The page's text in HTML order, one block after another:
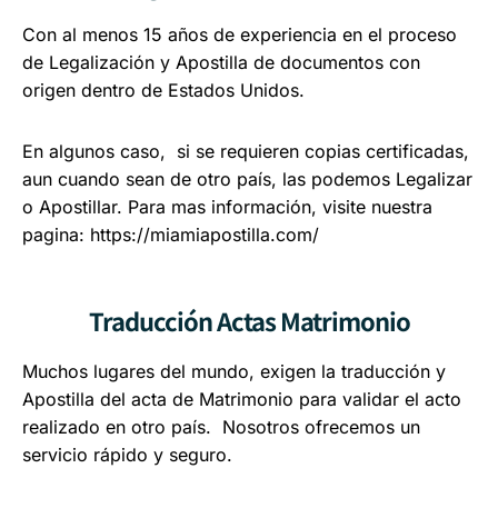
Con al menos 15 años de experiencia en el proceso
de Legalización y Apostilla de documentos con
origen dentro de Estados Unidos.
En algunos caso, si se requieren copias certificadas,
aun cuando sean de otro país, las podemos Legalizar
o Apostillar. Para mas información, visite nuestra
pagina: https://miamiapostilla.com/
Traducción Actas Matrimonio
Muchos lugares del mundo, exigen la traducción y
Apostilla del acta de Matrimonio para validar el acto
realizado en otro país. Nosotros ofrecemos un
servicio rápido y seguro.